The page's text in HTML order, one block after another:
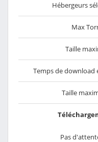
Hébergeurs
Max
Taille
Temps de download
Taille
Pas